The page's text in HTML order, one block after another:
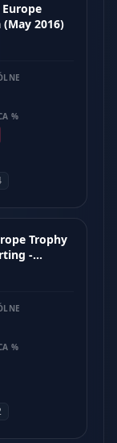
2016)
%
Trophy
-
%